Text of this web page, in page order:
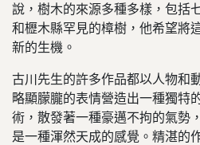
說，樹木的來源多種多樣，包括
和櫪木縣罕見的樟樹，他希望將
新的生機。
古川先生的許多作品都以人物和
略顯朦朧的表情營造出一種獨特
術，散發著一種豪邁不拘的氣勢
是一種渾然天成的感覺。精湛的